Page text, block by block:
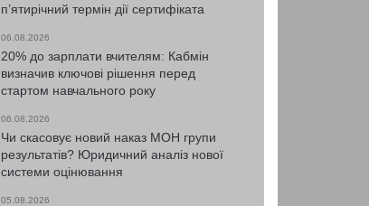
п’ятирічний термін дії сертифіката
06.08.2026
20% до зарплати вчителям: Кабмін
визначив ключові рішення перед
стартом навчального року
06.08.2026
Чи скасовує новий наказ МОН групи
результатів? Юридичний аналіз нової
системи оцінювання
05.08.2026